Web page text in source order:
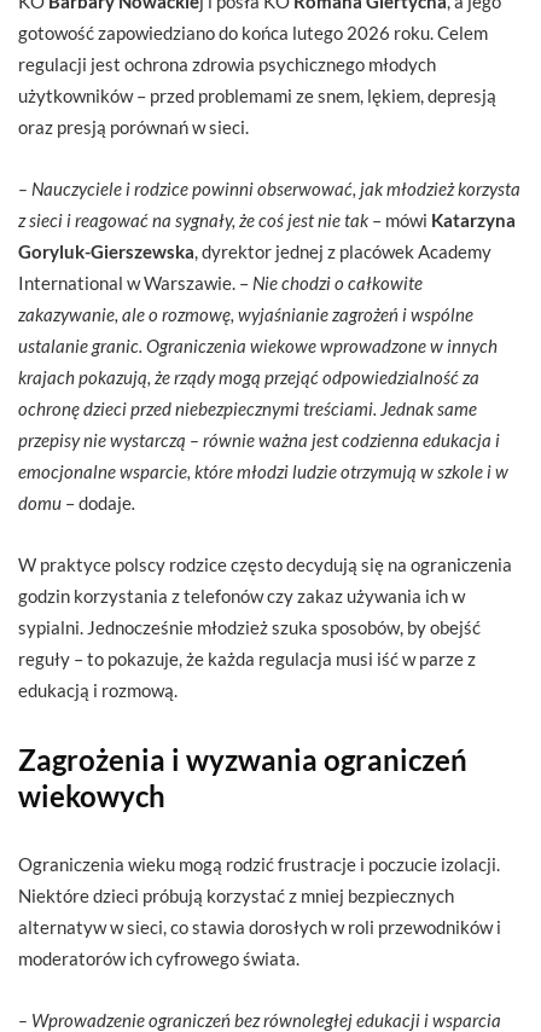
gotowość zapowiedziano do końca lutego 2026 roku. Celem
regulacji jest ochrona zdrowia psychicznego młodych
użytkowników – przed problemami ze snem, lękiem, depresją
oraz presją porównań w sieci.
– Nauczyciele i rodzice powinni obserwować, jak młodzież korzysta
z sieci i reagować na sygnały, że coś jest nie tak – mówi Katarzyna
Goryluk-Gierszewska , dyrektor jednej z placówek Academy
International w Warszawie. – Nie chodzi o całkowite
zakazywanie, ale o rozmowę, wyjaśnianie zagrożeń i wspólne
ustalanie granic. Ograniczenia wiekowe wprowadzone w innych
krajach pokazują, że rządy mogą przejąć odpowiedzialność za
ochronę dzieci przed niebezpiecznymi treściami. Jednak same
przepisy nie wystarczą – równie ważna jest codzienna edukacja i
emocjonalne wsparcie, które młodzi ludzie otrzymują w szkole i w
domu – dodaje
W praktyce polscy rodzice często decydują się na ograniczenia
godzin korzystania z telefonów czy zakaz używania ich w
sypialni. Jednocześnie młodzież szuka sposobów, by obejść
reguły – to pokazuje, że każda regulacja musi iść w parze z
edukacją i rozmową.
Zagrożenia i wyzwania ograniczeń
wiekowych
Ograniczenia wieku mogą rodzić frustracje i poczucie izolacji.
Niektóre dzieci próbują korzystać z mniej bezpiecznych
alternatyw w sieci, co stawia dorosłych w roli przewodników i
moderatorów ich cyfrowego świata.
– Wprowadzenie ograniczeń bez równoległej edukacji i wsparcia